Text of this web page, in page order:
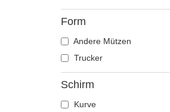
Form
Andere Mützen
Trucker
Schirm
Kurve